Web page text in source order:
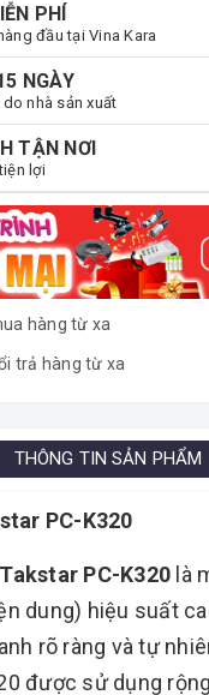
PHÍ
đầu tại Vina Kara
NGÀY
nhà sản xuất
TẬN NƠI
lợi
hàng từ xa
trả hàng từ xa
THÔNG TIN SẢN PHẨM
PC-K320
PC-K320 là
dung) hiệu suất
rõ ràng và tự
được sử dụng